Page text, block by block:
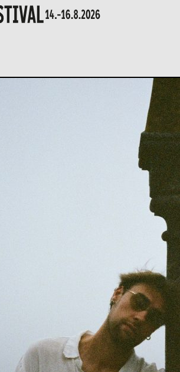
Ohjelma
Nordea Platinum Area
Private Bazaar
Flow Festival